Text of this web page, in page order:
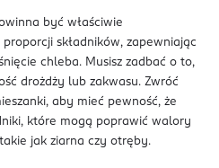
być właściwie
składników, zapewniając
chleba. Musisz zadbać o to,
drożdży lub zakwasu. Zwróć
aby mieć pewność, że
które mogą poprawić walory
jak ziarna czy otręby.